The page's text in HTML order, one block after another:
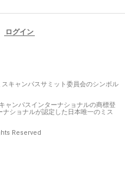
ログイン
キャンパスサミット委員会のシンボル
ャンパスインターナショナルの商標登
ショナルが認定した日本唯一のミス
Reserved